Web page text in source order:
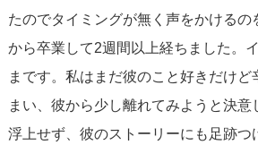
たのでタイミングが無く声をかけるの
から卒業して2週間以上経ちました。
まです。私はまだ彼のこと好きだけど
まい、彼から少し離れてみようと決意
浮上せず、彼のストーリーにも足跡つ